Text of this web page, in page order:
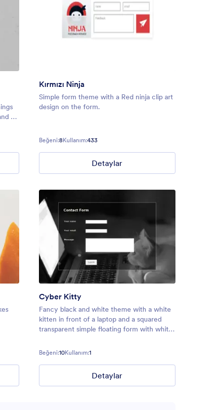
a
Kırmızı Ninja
Simple form theme with a Red ninja clip art
design on the form.
Beğeni:8Kullanım:433
Detaylar
Cyber Kitty
Fancy black and white theme with a white
kitten in front of a laptop and a squared
transparent simple floating form with white
Beğeni:10Kullanım:1
Detaylar